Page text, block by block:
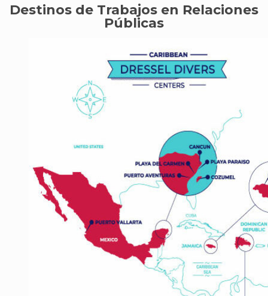
Destinos de Trabajos en Relaciones
Públicas